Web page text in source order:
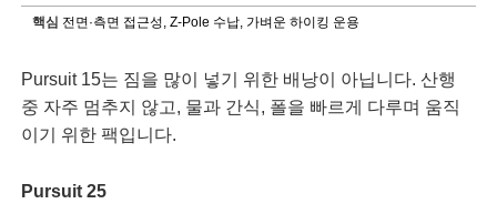
핵심 전면·측면 접근성, Z-Pole 수납, 가벼운 하이킹 운용
Pursuit 15는 짐을 많이 넣기 위한 배낭이 아닙니다. 산행
중 자주 멈추지 않고, 물과 간식, 폴을 빠르게 다루며 움직
이기 위한 팩입니다.
Pursuit 25